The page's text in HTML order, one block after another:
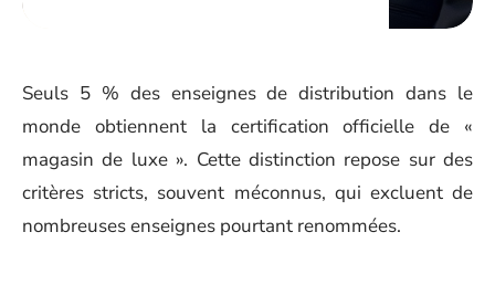
Seuls 5 % des enseignes de distribution dans le
monde obtiennent la certification officielle de «
magasin de luxe ». Cette distinction repose sur des
critères stricts, souvent méconnus, qui excluent de
nombreuses enseignes pourtant renommées.